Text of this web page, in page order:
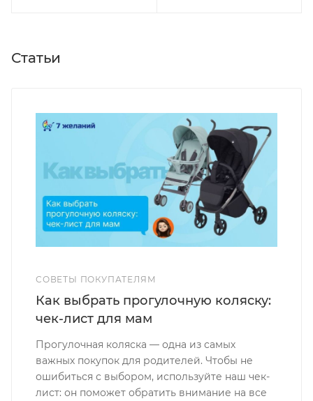
Статьи
СОВЕТЫ ПОКУПАТЕЛЯМ
Как выбрать прогулочную коляску:
чек-лист для мам
Прогулочная коляска — одна из самых
важных покупок для родителей. Чтобы не
ошибиться с выбором, используйте наш чек-
лист: он поможет обратить внимание на все